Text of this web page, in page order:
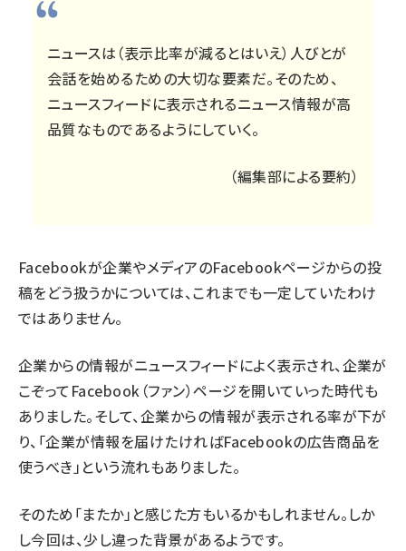
ニュースは（表示比率が減るとはいえ）人びとが
会話を始めるための大切な要素だ。そのため、
ニュースフィードに表示されるニュース情報が高
品質なものであるようにしていく。
（編集部による要約）
Facebookが企業やメディアのFacebookページからの投
稿をどう扱うかについては、これまでも一定していたわけ
ではありません。
企業からの情報がニュースフィードによく表示され、企業が
こぞってFacebook（ファン）ページを開いていった時代も
ありました。そして、企業からの情報が表示される率が下が
り、「企業が情報を届けたければFacebookの広告商品を
使うべき」という流れもありました。
そのため「またか」と感じた方もいるかもしれません。しか
し今回は、少し違った背景があるようです。